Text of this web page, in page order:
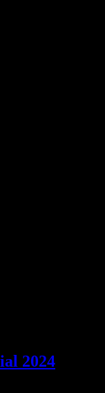
2024